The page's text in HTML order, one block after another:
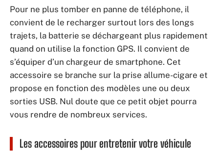
Pour ne plus tomber en panne de téléphone, il
convient de le recharger surtout lors des longs
trajets, la batterie se déchargeant plus rapidement
quand on utilise la fonction GPS. Il convient de
s’équiper d’un chargeur de smartphone. Cet
accessoire se branche sur la prise allume-cigare et
propose en fonction des modèles une ou deux
sorties USB. Nul doute que ce petit objet pourra
vous rendre de nombreux services.
Les accessoires pour entretenir votre véhicule